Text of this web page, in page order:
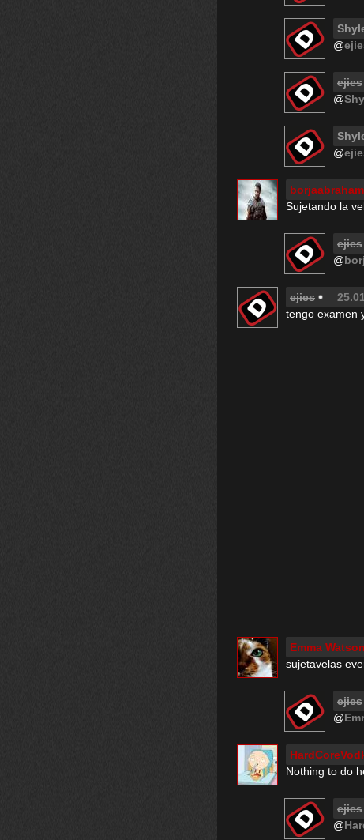
@
ejies
@
@
borjaabraham
Sujetando la
ejies
@
ejies
tengo examen
Emma
sujetavelas
ejies
@
Nothing to do
ejies
@